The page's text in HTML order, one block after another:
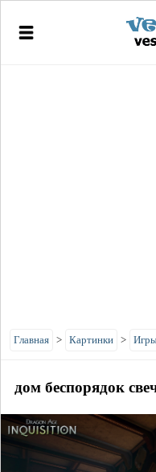
Главная > Картинки >
дом беспорядок